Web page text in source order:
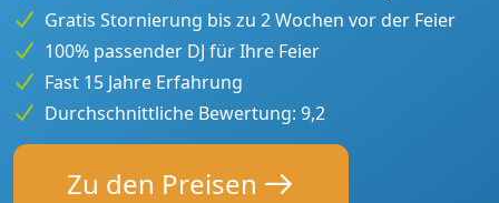
Gratis Stornierung bis zu 2 Wochen vor der Feier
100% passender DJ für Ihre Feier
Fast 15 Jahre Erfahrung
Durchschnittliche Bewertung: 9,2
Zu den Preisen